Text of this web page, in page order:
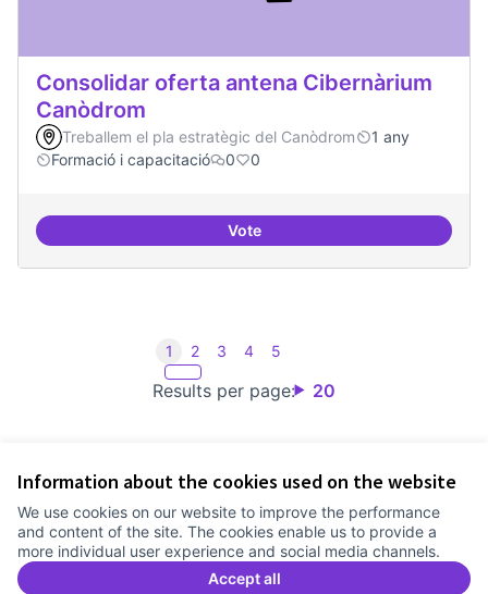
Information about the cookies used on the website
We use cookies on our website to improve the performance
and content of the site. The cookies enable us to provide a
more individual user experience and social media channels.
Accept all
Consolidar oferta antena Cibernàrium
Canòdrom
Treballem el pla estratègic del Canòdrom
1 any
Formació i capacitació
0 0
VoteConsolidar oferta antena
Results per page: 20
1 2 3 4 5
Cookie settings
Comunitat Canòdrom at Facebook
(External link)
Comunitat Canòdrom at Instagram
(External link)
Comunitat Canòdrom at YouTube
(External link)
English
Triar la llenguaElegir el idiomaChoose language